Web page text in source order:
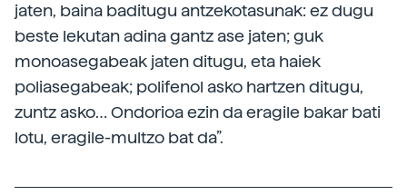
jaten, baina baditugu antzekotasunak: ez dugu
beste lekutan adina gantz ase jaten; guk
monoasegabeak jaten ditugu, eta haiek
poliasegabeak; polifenol asko hartzen ditugu,
zuntz asko… Ondorioa ezin da eragile bakar bati
lotu, eragile-multzo bat da”.